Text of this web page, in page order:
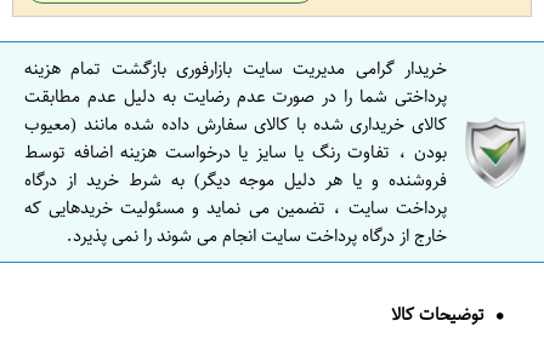
خریدار گرامی مدیریت سایت بازارفوری بازگشت تمام هزینه
پرداختی شما را در صورت عدم رضایت به دلیل عدم مطابقت
کالای خریداری شده با کالای سفارش داده شده مانند (معیوب
بودن ، تفاوت رنگ یا سایز یا درخواست هزینه اضافه توسط
فروشنده و یا هر دلیل موجه دیگر) به شرط خرید از درگاه
پرداخت سایت ، تضمین می نماید و مسئولیت خریدهایی که
خارج از درگاه پرداخت سایت انجام می شوند را نمی پذیرد.
توضیحات کالا